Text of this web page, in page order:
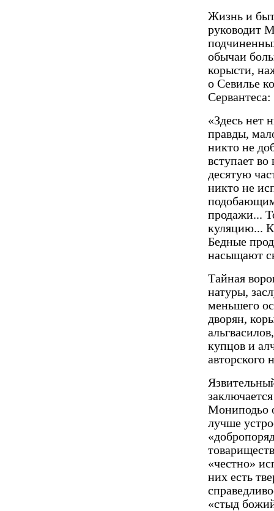
Жизнь и быт
руководит
обычаи
корысти,
о Севилье
Сервантеса:
«Здесь нет
правды,
никто не
вступает
де­сятую
никто не
продажи...
куляцию...
Бедные
насыщают
Тайная
натуры,
меньшего
дворян,
купцов и
авторского
Мониподьо
лучше
«честно»
них есть
«стыд